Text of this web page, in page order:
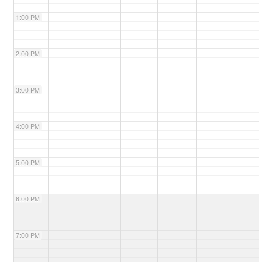
1:00 PM
2:00 PM
3:00 PM
4:00 PM
5:00 PM
6:00 PM
7:00 PM